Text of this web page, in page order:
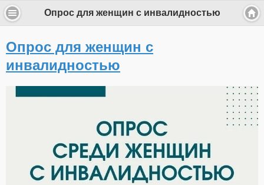
Опрос для женщин с инвалидностью
Опрос для женщин с
инвалидностью